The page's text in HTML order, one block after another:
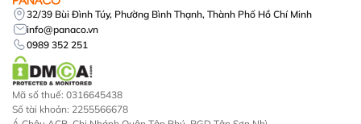
32/39 Bùi Đình Túy, Phường Bình Thạnh, Thành Phố Hồ Chí Minh
info@panaco.vn
0989 352 251
Mã số thuế: 0316645438
Số tài khoản: 2255566678